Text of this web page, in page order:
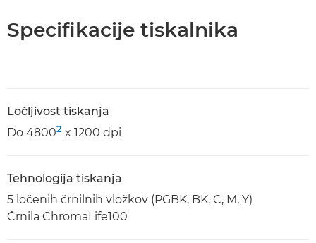
Specifikacije tiskalnika
Ločljivost tiskanja
Do 48002 x 1200 dpi
Tehnologija tiskanja
5 ločenih črnilnih vložkov (PGBK, BK, C, M, Y)
Črnila ChromaLife100